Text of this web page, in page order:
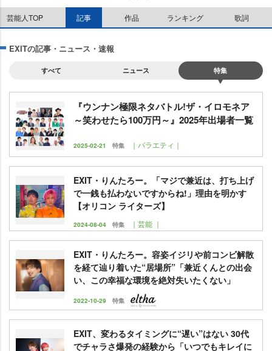
M
u
t
芸能人TOP 記事 作品 ランキング 歌詞
EXITの記事・ニュース・速報
すべて ニュース 特集
『ウンナン極限ネタバトル!ザ・イロモネア
～笑わせたら100万円～』2025年出場者一覧
2025-02-21 特集 ｜バラエティ｜
EXIT・りんたろー。「マジで兼近は、打ち上げ
で一銭も払わないですからね!」理由を明かす
【オリコン ライターズ】
2024-08-04 特集 ｜芸能 ｜
EXIT・りんたろー。容姿イジリや前コンビ解散
を経て辿り着いた“居場所”「兼近くんとの出会
い、この幸福な環境を絶対失いたくない」
2022-10-29 特集
EXIT、変わるタイミングに“遅い”はない 30代
でチャラさ爆発の経験から「いつでもキレイに